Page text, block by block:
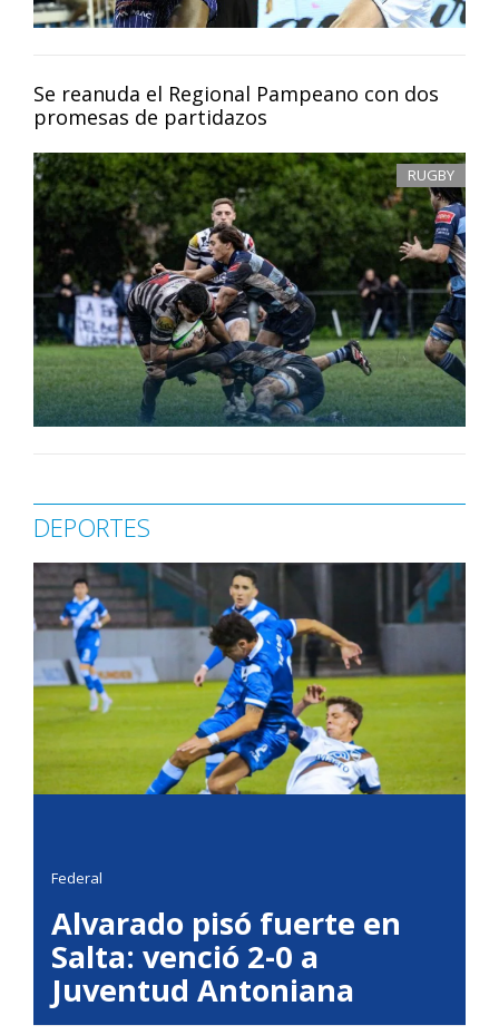
Se reanuda el Regional Pampeano con dos
promesas de partidazos
RUGBY
DEPORTES
Federal
Alvarado pisó fuerte en
Salta: venció 2-0 a
Juventud Antoniana